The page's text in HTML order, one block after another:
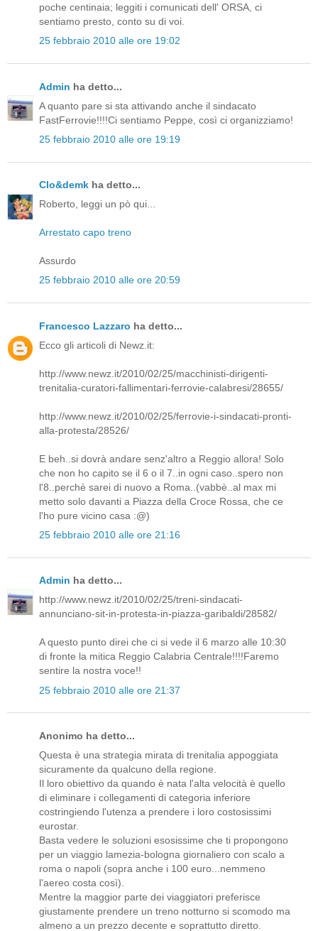
poche centinaia; leggiti i comunicati dell' ORSA, ci
sentiamo presto, conto su di voi.
25 febbraio 2010 alle ore 19:02
Admin ha detto...
A quanto pare si sta attivando anche il sindacato
FastFerrovie!!!!Ci sentiamo Peppe, così ci organizziamo!
25 febbraio 2010 alle ore 19:19
Clo&demk ha detto...
Roberto, leggi un pò qui...
Arrestato capo treno
Assurdo
25 febbraio 2010 alle ore 20:59
Francesco Lazzaro ha detto...
Ecco gli articoli di Newz.it:
http://www.newz.it/2010/02/25/macchinisti-dirigenti-
trenitalia-curatori-fallimentari-ferrovie-calabresi/28655/
http://www.newz.it/2010/02/25/ferrovie-i-sindacati-pronti-
alla-protesta/28526/
E beh..si dovrà andare senz'altro a Reggio allora! Solo
che non ho capito se il 6 o il 7..in ogni caso..spero non
l'8..perchè sarei di nuovo a Roma..(vabbè..al max mi
metto solo davanti a Piazza della Croce Rossa, che ce
l'ho pure vicino casa :@)
25 febbraio 2010 alle ore 21:16
Admin ha detto...
http://www.newz.it/2010/02/25/treni-sindacati-
annunciano-sit-in-protesta-in-piazza-garibaldi/28582/
A questo punto direi che ci si vede il 6 marzo alle 10:30
di fronte la mitica Reggio Calabria Centrale!!!!Faremo
sentire la nostra voce!!
25 febbraio 2010 alle ore 21:37
Anonimo ha detto...
Questa è una strategia mirata di trenitalia appoggiata
sicuramente da qualcuno della regione.
Il loro obiettivo da quando è nata l'alta velocità è quello
di eliminare i collegamenti di categoria inferiore
costringiendo l'utenza a prendere i loro costosissimi
eurostar.
Basta vedere le soluzioni esosissime che ti propongono
per un viaggio lamezia-bologna giornaliero con scalo a
roma o napoli (sopra anche i 100 euro...nemmeno
l'aereo costa così).
Mentre la maggior parte dei viaggiatori preferisce
giustamente prendere un treno notturno si scomodo ma
almeno a un prezzo decente e soprattutto diretto.